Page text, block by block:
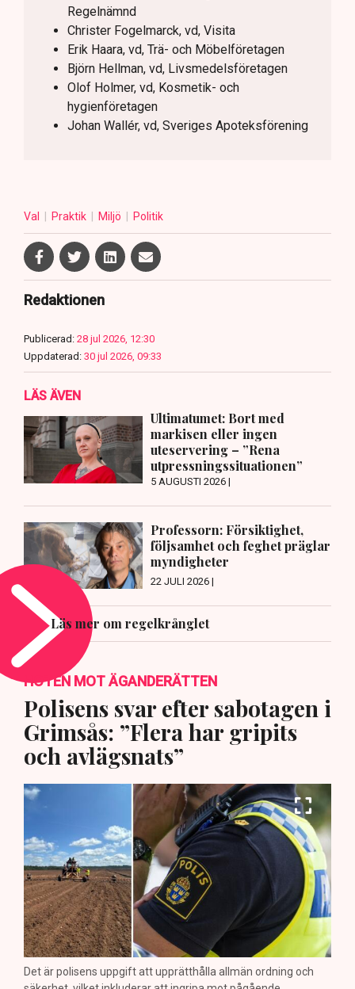
Regelnämnd
Christer Fogelmarck, vd, Visita
Erik Haara, vd, Trä- och Möbelföretagen
Björn Hellman, vd, Livsmedelsföretagen
Olof Holmer, vd, Kosmetik- och
hygienföretagen
Johan Wallér, vd, Sveriges Apoteksförening
Val Praktik Miljö Politik
Redaktionen
Publicerad: 28 jul 2026, 12:30
Uppdaterad: 30 jul 2026, 09:33
LÄS ÄVEN
Ultimatumet: Bort med
markisen eller ingen
uteservering – ”Rena
utpressningssituationen”
5 AUGUSTI 2026 |
Professorn: Försiktighet,
följsamhet och feghet präglar
myndigheter
22 JULI 2026 |
Läs mer om regelkrånglet
HOTEN MOT ÄGANDERÄTTEN
Polisens svar efter sabotagen i
Grimsås: ”Flera har gripits
och avlägsnats”
Det är polisens uppgift att upprätthålla allmän ordning och